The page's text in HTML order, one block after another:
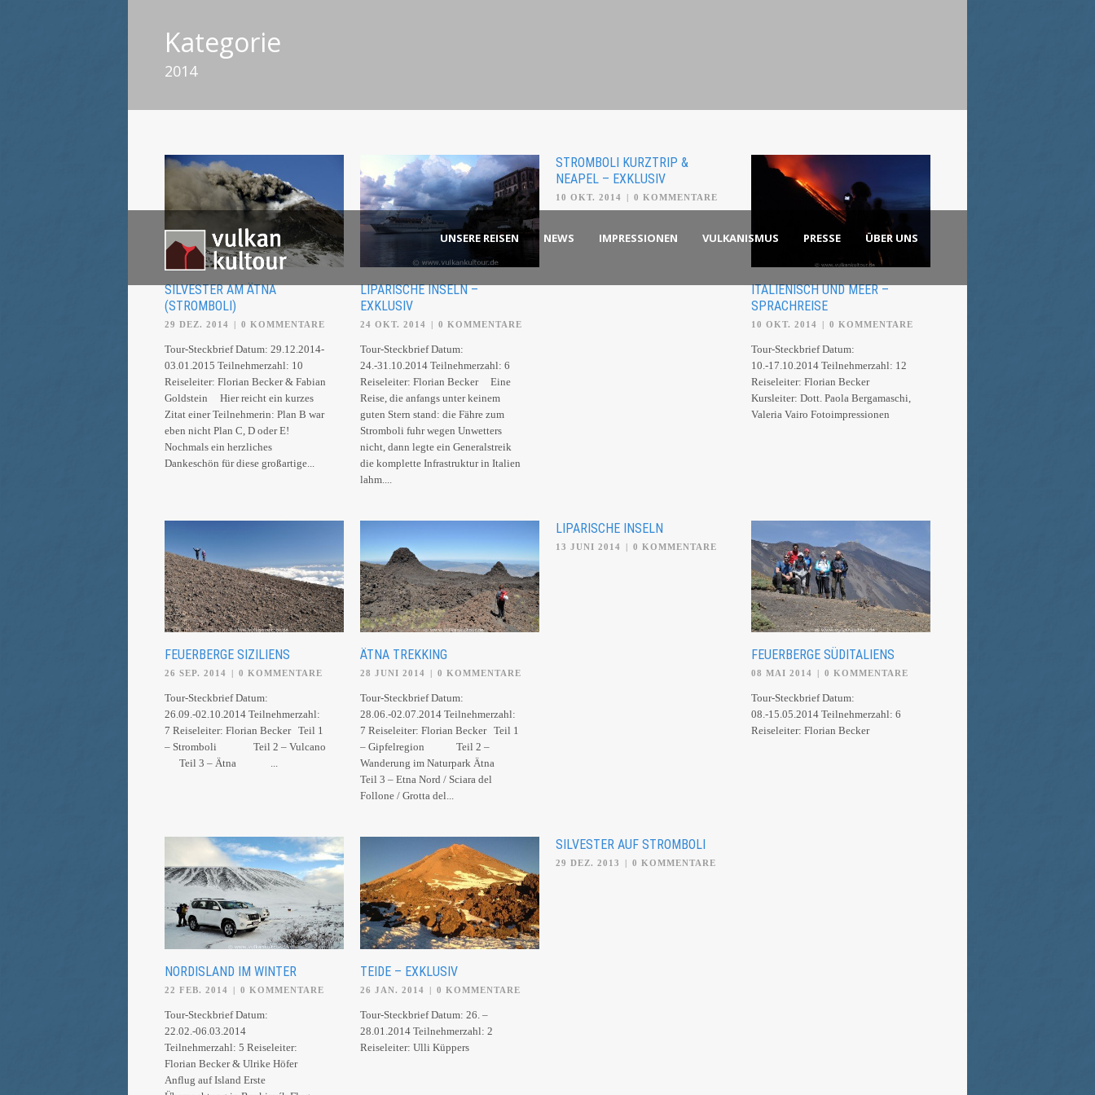
UNSERE REISEN NEWS IMPRESSIONEN VULKANISMUS PRESSE ÜBER UNS
Kategorie
2014
SILVESTER AM ÄTNA
(STROMBOLI)
29 DEZ. 2014 | 0 KOMMENTARE
Tour-Steckbrief Datum: 29.12.2014-
03.01.2015 Teilnehmerzahl: 10
Reiseleiter: Florian Becker & Fabian
Goldstein Hier reicht ein kurzes
Zitat einer Teilnehmerin: Plan B war
eben nicht Plan C, D oder E!
Nochmals ein herzliches
Dankeschön für diese großartige...
LIPARISCHE INSELN –
EXKLUSIV
24 OKT. 2014 | 0 KOMMENTARE
Tour-Steckbrief Datum:
24.-31.10.2014 Teilnehmerzahl: 6
Reiseleiter: Florian Becker Eine
Reise, die anfangs unter keinem
guten Stern stand: die Fähre zum
Stromboli fuhr wegen Unwetters
nicht, dann legte ein Generalstreik
die komplette Infrastruktur in Italien
lahm....
STROMBOLI KURZTRIP &
NEAPEL – EXKLUSIV
10 OKT. 2014 | 0 KOMMENTARE
ITALIENISCH UND MEER –
SPRACHREISE
10 OKT. 2014 | 0 KOMMENTARE
Tour-Steckbrief Datum:
10.-17.10.2014 Teilnehmerzahl: 12
Reiseleiter: Florian Becker
Kursleiter: Dott. Paola Bergamaschi,
Valeria Vairo Fotoimpressionen
FEUERBERGE SIZILIENS
26 SEP. 2014 | 0 KOMMENTARE
Tour-Steckbrief Datum:
26.09.-02.10.2014 Teilnehmerzahl:
7 Reiseleiter: Florian Becker Teil 1
– Stromboli Teil 2 – Vulcano
Teil 3 – Ätna ...
ÄTNA TREKKING
28 JUNI 2014 | 0 KOMMENTARE
Tour-Steckbrief Datum:
28.06.-02.07.2014 Teilnehmerzahl:
7 Reiseleiter: Florian Becker Teil 1
– Gipfelregion Teil 2 –
Wanderung im Naturpark Ätna
Teil 3 – Etna Nord / Sciara del
Follone / Grotta del...
LIPARISCHE INSELN
13 JUNI 2014 | 0 KOMMENTARE
FEUERBERGE SÜDITALIENS
08 MAI 2014 | 0 KOMMENTARE
Tour-Steckbrief Datum:
08.-15.05.2014 Teilnehmerzahl: 6
Reiseleiter: Florian Becker
NORDISLAND IM WINTER
22 FEB. 2014 | 0 KOMMENTARE
Tour-Steckbrief Datum:
22.02.-06.03.2014
Teilnehmerzahl: 5 Reiseleiter:
Florian Becker & Ulrike Höfer
Anflug auf Island Erste
TEIDE – EXKLUSIV
26 JAN. 2014 | 0 KOMMENTARE
Tour-Steckbrief Datum: 26. –
28.01.2014 Teilnehmerzahl: 2
Reiseleiter: Ulli Küppers
SILVESTER AUF STROMBOLI
29 DEZ. 2013 | 0 KOMMENTARE